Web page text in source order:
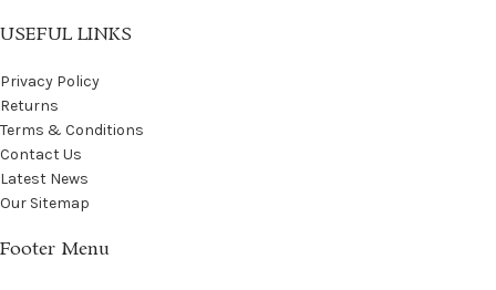
USEFUL LINKS
Privacy Policy
Returns
Terms & Conditions
Contact Us
Latest News
Our Sitemap
Footer Menu